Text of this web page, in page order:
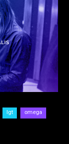
lgt omega